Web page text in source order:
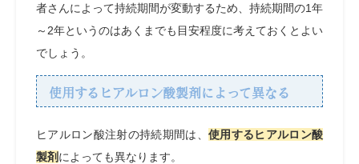
者さんによって持続期間が変動するため、持続期間の1年
～2年というのはあくまでも目安程度に考えておくとよい
でしょう。
使用するヒアルロン酸製剤によって異なる
ヒアルロン酸注射の持続期間は、 使用するヒアルロン酸
製剤によっても異なります。